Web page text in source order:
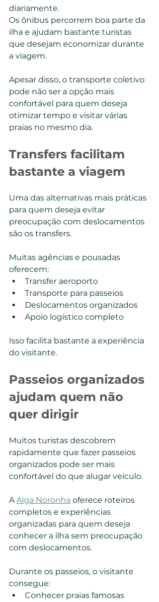
diariamente.
Os ônibus percorrem boa parte da
ilha e ajudam bastante turistas
que desejam economizar durante
a viagem.
Apesar disso, o transporte coletivo
pode não ser a opção mais
confortável para quem deseja
otimizar tempo e visitar várias
praias no mesmo dia.
Transfers facilitam
bastante a viagem
Uma das alternativas mais práticas
para quem deseja evitar
preocupação com deslocamentos
são os transfers.
Muitas agências e pousadas
oferecem:
Transfer aeroporto
Transporte para passeios
Deslocamentos organizados
Apoio logístico completo
Isso facilita bastante a experiência
do visitante.
Passeios organizados
ajudam quem não
quer dirigir
Muitos turistas descobrem
rapidamente que fazer passeios
organizados pode ser mais
confortável do que alugar veículo.
A Alga Noronha oferece roteiros
completos e experiências
organizadas para quem deseja
conhecer a ilha sem preocupação
com deslocamentos.
Durante os passeios, o visitante
consegue:
Conhecer praias famosas